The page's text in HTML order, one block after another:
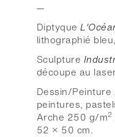
—
Diptyque
lithographié
Sculpture
découpe au
Dessin/Peinture
peintures,
Arche 250 g/m2
52 × 50 cm.